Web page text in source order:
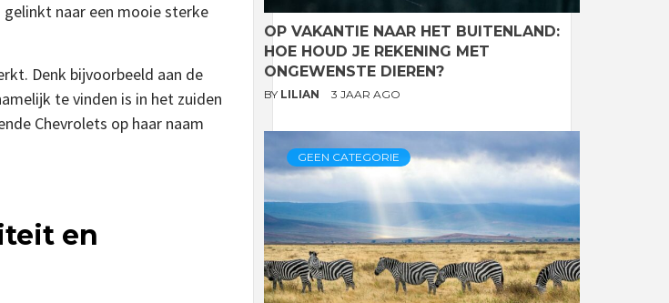
naar een mooie sterke
Denk bijvoorbeeld aan de
te vinden is in het zuiden
Chevrolets op haar naam
en
OP VAKANTIE NAAR HET BUITENLAND:
HOE HOUD JE REKENING MET
ONGEWENSTE DIEREN?
BY LILIAN 3 JAAR AGO
GEEN CATEGORIE